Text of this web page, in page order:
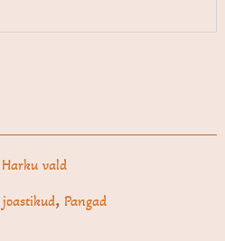
Harku vald
,Pangad